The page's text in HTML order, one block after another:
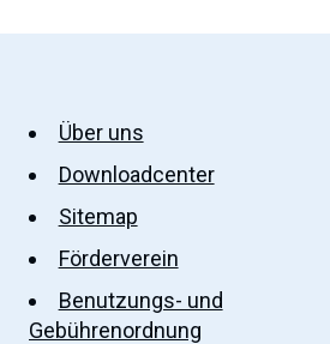
Über uns
Downloadcenter
Sitemap
Förderverein
Benutzungs- und
Gebührenordnung